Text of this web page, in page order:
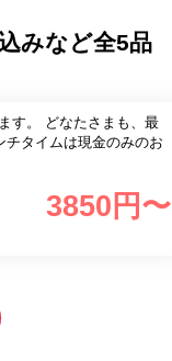
みなど全5品
す。 どなたさまも、最
3850 円〜